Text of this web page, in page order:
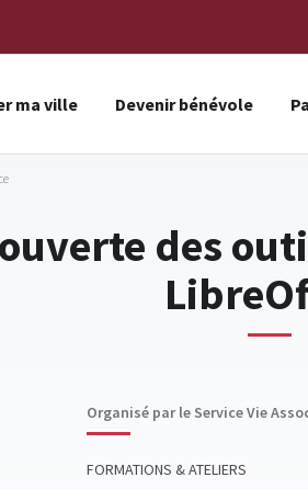
ma ville Devenir bénévole
des
Organisé par le Service Vie
FORMATIONS & ATELIERS